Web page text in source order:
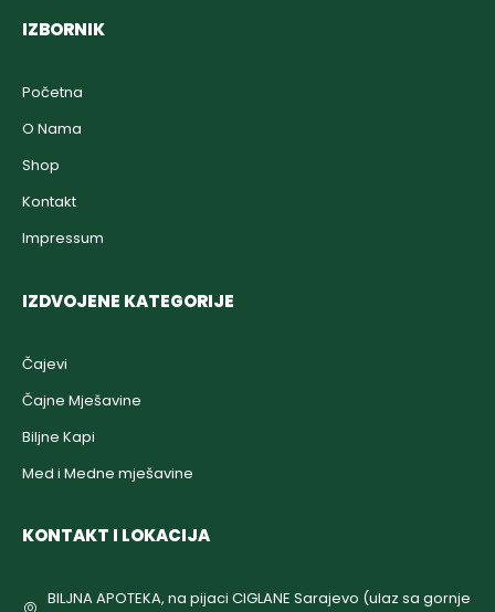
IZBORNIK
Početna
O Nama
Shop
Kontakt
Impressum
IZDVOJENE KATEGORIJE
Čajevi
Čajne Mješavine
Biljne Kapi
Med i Medne mješavine
KONTAKT I LOKACIJA
BILJNA APOTEKA, na pijaci CIGLANE Sarajevo (ulaz sa gornje